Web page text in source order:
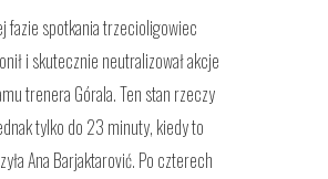
fazie spotkania trzecioligowiec
i skutecznie neutralizował akcje
trenera Górala. Ten stan rzeczy
tylko do 23 minuty, kiedy to
Ana Barjaktarović. Po czterech